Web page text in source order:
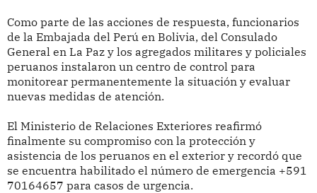
Como parte de las acciones de respuesta, funcionarios
de la Embajada del Perú en Bolivia, del Consulado
General en La Paz y los agregados militares y policiales
peruanos instalaron un centro de control para
monitorear permanentemente la situación y evaluar
nuevas medidas de atención.
El Ministerio de Relaciones Exteriores reafirmó
finalmente su compromiso con la protección y
asistencia de los peruanos en el exterior y recordó que
se encuentra habilitado el número de emergencia +591
70164657 para casos de urgencia.